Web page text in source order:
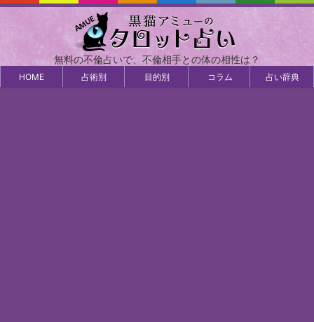
無料の不倫占いで、不倫相手との体の相性は？
HOME 占術別 目的別 コラム 占い辞典